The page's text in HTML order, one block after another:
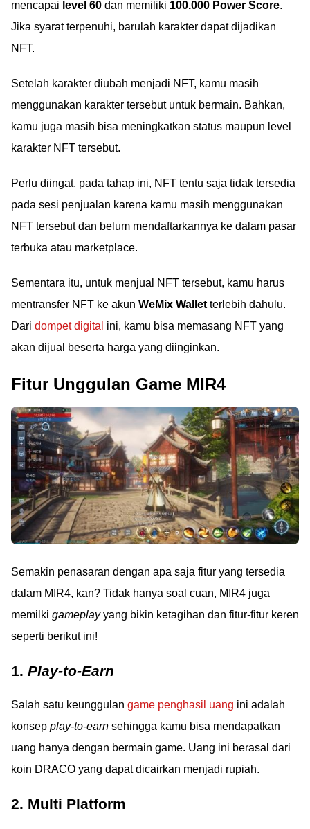
mencapai level 60 dan memiliki 100.000 Power Score.
Jika syarat terpenuhi, barulah karakter dapat dijadikan
NFT.
Setelah karakter diubah menjadi NFT, kamu masih
menggunakan karakter tersebut untuk bermain. Bahkan,
kamu juga masih bisa meningkatkan status maupun level
karakter NFT tersebut.
Perlu diingat, pada tahap ini, NFT tentu saja tidak tersedia
pada sesi penjualan karena kamu masih menggunakan
NFT tersebut dan belum mendaftarkannya ke dalam pasar
terbuka atau marketplace.
Sementara itu, untuk menjual NFT tersebut, kamu harus
mentransfer NFT ke akun WeMix Wallet terlebih dahulu.
Dari dompet digital ini, kamu bisa memasang NFT yang
akan dijual beserta harga yang diinginkan.
Fitur Unggulan Game MIR4
Semakin penasaran dengan apa saja fitur yang tersedia
dalam MIR4, kan? Tidak hanya soal cuan, MIR4 juga
memilki gameplayyang bikin ketagihan dan fitur-fitur keren
seperti berikut ini!
1. Play-to-Earn
Salah satu keunggulan game penghasil uang ini adalah
konsep play-to-earn sehingga kamu bisa mendapatkan
uang hanya dengan bermain game. Uang ini berasal dari
koin DRACO yang dapat dicairkan menjadi rupiah.
2. Multi Platform